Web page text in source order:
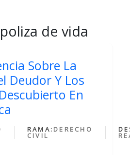
poliza de vida
Sobre La
Deudor Y Los
En
RAMA: DERECHO
CIVIL